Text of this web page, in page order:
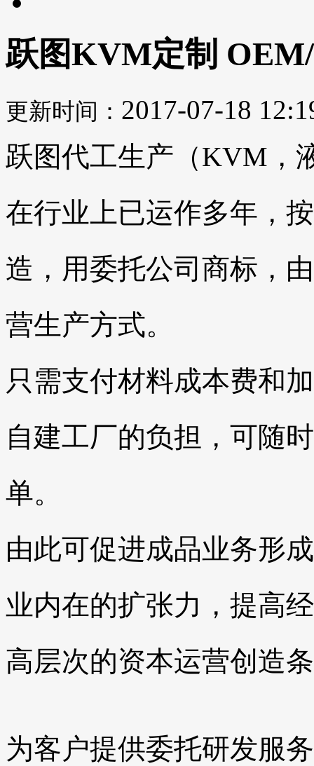
跃图KVM定制
更新时间： 2017-07-18
跃图代工生产（KVM，
在行业上已运作多年，
造，用委托公司商标，
营生产方式。
只需支付材料成本费和
自建工厂的负担，可随
单。
由此可促进成品业务形
业内在的扩张力，提高
高层次的资本运营创造
为客户提供委托研发服